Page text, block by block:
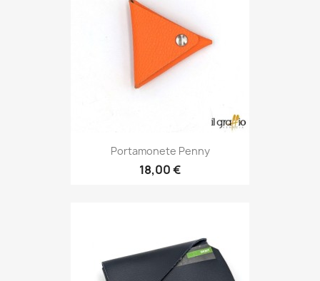
Portamonete Penny
18,00 €